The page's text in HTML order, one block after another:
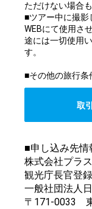
ただけない場合
■ツアー中に撮影
WEBにて使用さ
途には一切使用
す。
■その他の旅行条
取
■申し込み先情
株式会社プラ
観光庁長官登
一般社団法人
〒171-0033